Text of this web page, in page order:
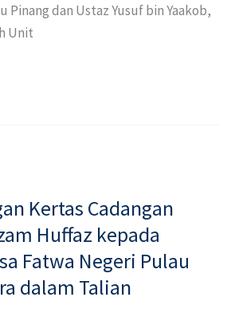
Pinang dan Ustaz Yusuf bin Yaakob,
Unit
Kertas Cadangan
Huffaz kepada
Fatwa Negeri Pulau
dalam Talian